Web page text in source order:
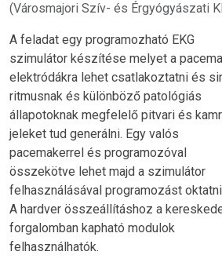
(Városmajori Szív- és Érgyógyászati
A feladat egy programozható EKG
szimulátor készítése melyet a
elektródákra lehet csatlakoztatni és
ritmusnak és különböző patológiás
állapotoknak megfelelő pitvari és
jeleket tud generálni. Egy valós
pacemakerrel és programozóval
összekötve lehet majd a szimulátor
felhasználásával programozást
A hardver összeállításhoz a
forgalomban kapható modulok
felhasználhatók.